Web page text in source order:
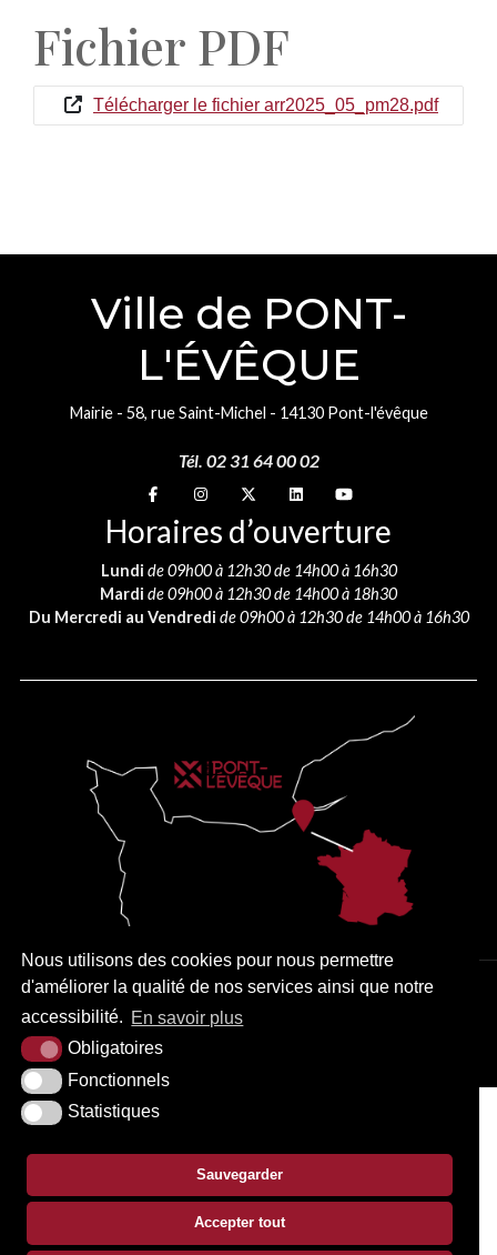
Nous utilisons des cookies pour nous permettre
d'améliorer la qualité de nos services ainsi que notre
accessibilité. En savoir plus
Obligatoires
Fonctionnels
Statistiques
Sauvegarder
Accepter tout
Fichier PDF
Télécharger le fichier arr2025_05_pm28.pdf
Ville de PONT-
L'ÉVÊQUE
Mairie - 58, rue Saint-Michel - 14130 Pont-l'évêque
Tél. 02 31 64 00 02
Suivez-nous sur
Suivez-nous sur
Suivez-nous sur
Suivez-nous sur
Suivez-nous sur
Horaires d’ouverture
Lundi de 09h00 à 12h30 de 14h00 à 16h30
Mardi de 09h00 à 12h30 de 14h00 à 18h30
Du Mercredi au Vendredi de 09h00 à 12h30 de 14h00 à 16h30
PLAN DU SITE MENTIONS LÉGALES ACCESSIBILITÉ